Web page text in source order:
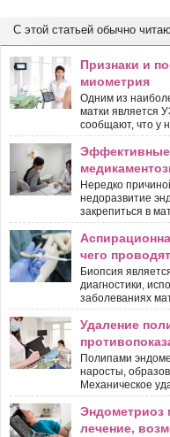
С этой статьей обычно
Признаки и
миометрия
Одним из
матки является
сообщают, что у
Эффективные
Нередко
недоразвитие
закрепиться в
чего проводят
Биопсия
диагностики,
заболеваниях
Удаление
Полипами
наросты,
Механическое
лечение,